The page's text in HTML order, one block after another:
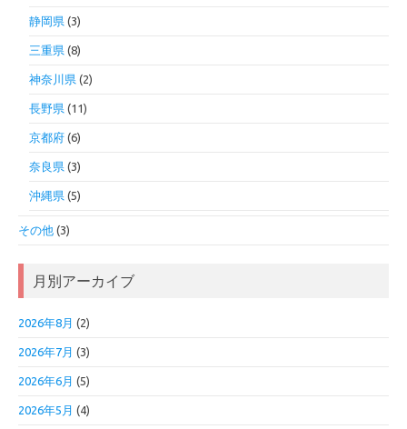
静岡県 (3)
三重県 (8)
神奈川県 (2)
長野県 (11)
京都府 (6)
奈良県 (3)
沖縄県 (5)
その他 (3)
月別アーカイブ
2026年8月 (2)
2026年7月 (3)
2026年6月 (5)
2026年5月 (4)